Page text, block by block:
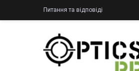
Питання та відповіді